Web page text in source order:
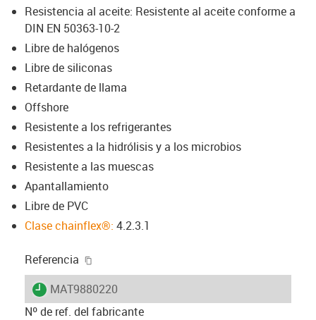
Resistencia al aceite: Resistente al aceite conforme a
DIN EN 50363-10-2
Libre de halógenos
Libre de siliconas
Retardante de llama
Offshore
Resistente a los refrigerantes
Resistentes a la hidrólisis y a los microbios
Resistente a las muescas
Apantallamiento
Libre de PVC
Clase chainflex®: 4.2.3.1
Referencia
igus-icon-lieferzeit
MAT9880220
Nº de ref. del fabricante